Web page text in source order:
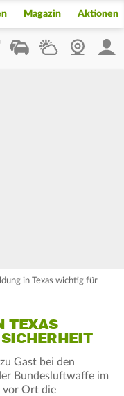
Magazin Aktionen
StaupilotWetterWebcam
in Texas wichtig für
TEXAS
Gast bei den
Bundesluftwaffe im
vor Ort die